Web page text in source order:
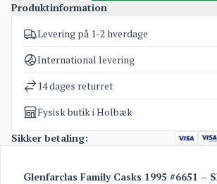
Produktinformation
Varenummer
4012
Kategorier
Vægt
2,5 kg
Levering på 1-2 hverdage
International levering
14 dages returret
Fysisk butik i Holbæk
Sikker betaling:
Glenfarclas Family Casks 1995 #6651 –